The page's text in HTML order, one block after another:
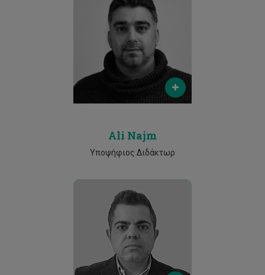
Email
ali.najm@cut.ac.cy
Phone
25002530
Ali Najm
Υποψήφιος Διδάκτωρ
gp.pallaris@edu.cut.ac.cy
Phone